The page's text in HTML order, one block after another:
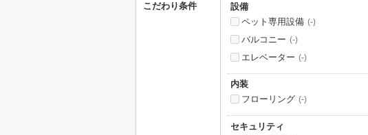
こだわり条件
設備
ペット専用設備 (-)
バルコニー (-)
エレベーター (-)
内装
フローリング (-)
セキュリティ